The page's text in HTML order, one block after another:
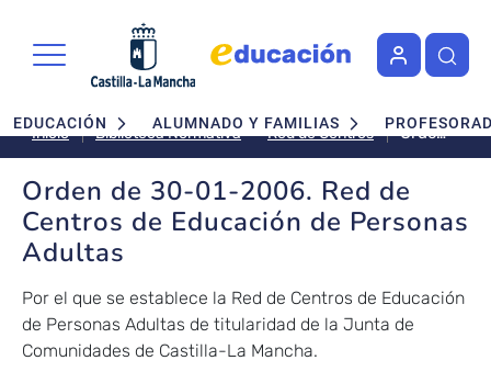
Navegación principal
EDUCACIÓN ALUMNADO Y FAMILIAS
Inicio Biblioteca Normativa Red de Centros
Orden
de
01-
2006.
Centros
de
Orden de 30-01-2006. Red de
Centros de Educación de Personas
Adultas
Por el que se establece la Red de Centros de Educación
de Personas Adultas de titularidad de la Junta de
Comunidades de Castilla-La Mancha.